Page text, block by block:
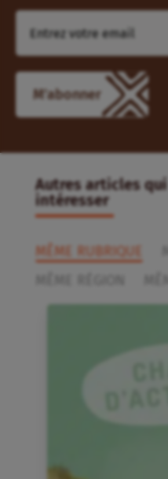
Autres articles
intéresser
MÊME RUBRIQUE